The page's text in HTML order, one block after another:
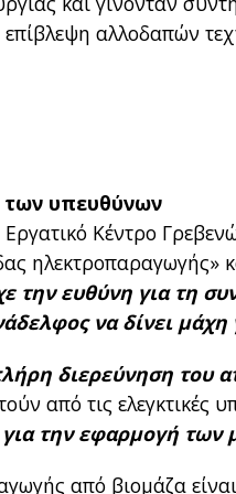
αλλοδαπών
των υπευθύνων
Κέντρο
ηλεκτροπαραγωγής»
την ευθύνη για τη
να δίνει
διερεύνηση του
από τις ελεγκτικές
για την εφαρμογή
από βιομάζα